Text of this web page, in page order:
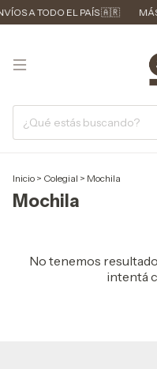
A TODO EL PAÍS 🇦🇷
Inicio > Colegial > Mochila
Mochila
No tenemos
intentá